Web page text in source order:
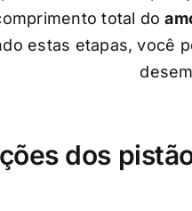
total do
estas etapas, você
dos